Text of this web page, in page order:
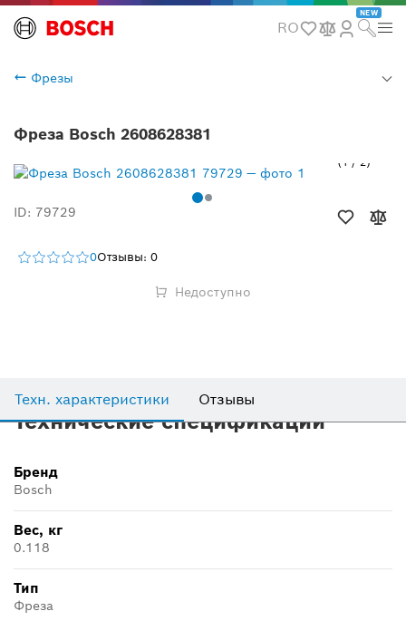
RO
NEW
Фрезы
Фреза Bosch 2608628381
1 / 2
ID: 79729
0Отзывы: 0
Недоступно
Техн. характеристики Отзывы
Технические спецификации
Бренд
Bosch
Вес, кг
0.118
Тип
Фреза